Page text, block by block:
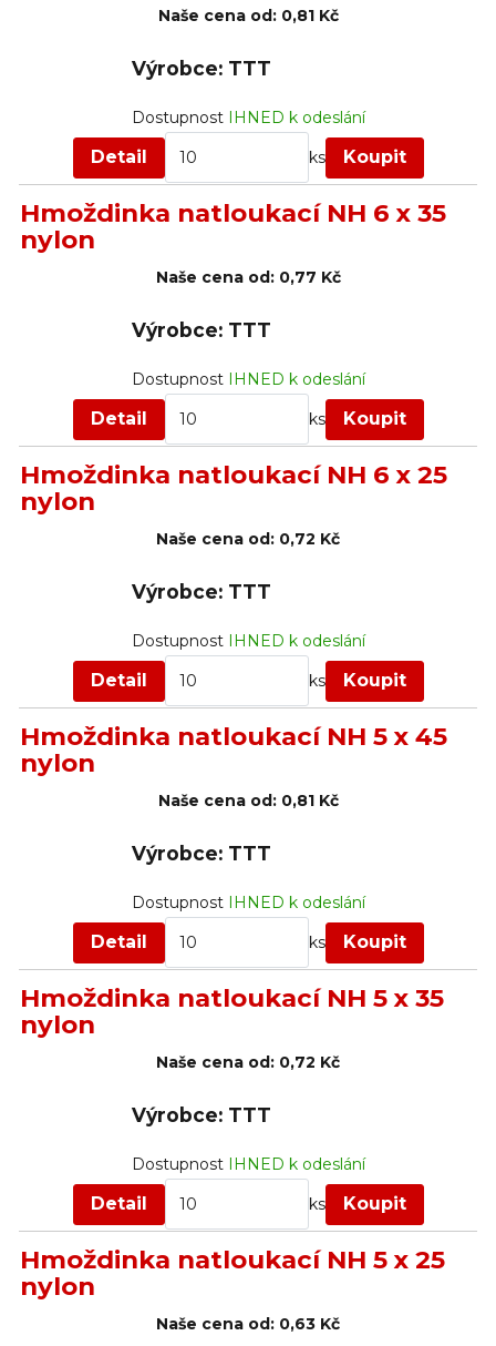
Naše cena od:0,81 Kč
Výrobce: TTT
DostupnostIHNED k odeslání
Detail ks Koupit
Hmoždinka natloukací NH 6 x 35
nylon
Naše cena od:0,77 Kč
Výrobce: TTT
DostupnostIHNED k odeslání
Detail ks Koupit
Hmoždinka natloukací NH 6 x 25
nylon
Naše cena od: 0,72 Kč
Výrobce: TTT
DostupnostIHNED k odeslání
Detail ks Koupit
Hmoždinka natloukací NH 5 x 45
nylon
Naše cena od:0,81 Kč
Výrobce: TTT
DostupnostIHNED k odeslání
Detail ks Koupit
Hmoždinka natloukací NH 5 x 35
nylon
Naše cena od: 0,72 Kč
Výrobce: TTT
DostupnostIHNED k odeslání
Detail ks Koupit
Hmoždinka natloukací NH 5 x 25
nylon
Naše cena od: 0,63 Kč